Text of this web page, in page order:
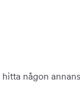
hitta någon